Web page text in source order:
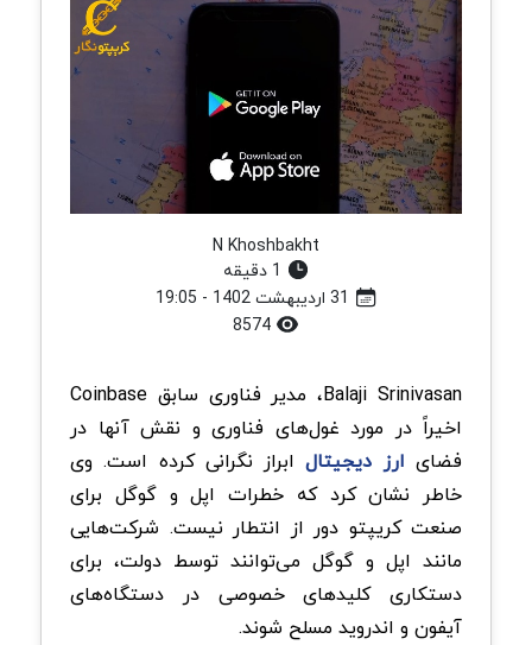
N Khoshbakht
Balaji Srinivasan، مدیر فناوری سابق Coinbase
اخیراً در مورد غول‌های فناوری و نقش آنها در
فضای ارز دیجیتالابراز نگرانی کرده است. وی
خاطر نشان کرد که خطرات اپل و گوگل برای
صنعت کریپتو دور از انتطار نیست. شرکت‌هایی
مانند اپل و گوگل می‌توانند توسط دولت، برای
دستکاری کلیدهای خصوصی در دستگاه‌های
آیفون و اندروید مسلح شوند.